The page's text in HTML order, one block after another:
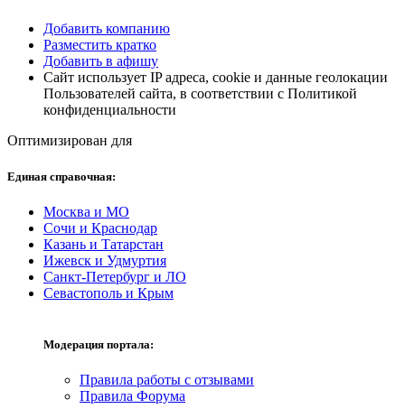
Добавить компанию
Разместить кратко
Добавить в афишу
Сайт использует IP адреса, cookie и данные геолокации
Пользователей сайта, в соответствии с Политикой
конфиденциальности
Оптимизирован для
Единая справочная:
Москва и МО
Сочи и Краснодар
Казань и Татарстан
Ижевск и Удмуртия
Санкт-Петербург и ЛО
Севастополь и Крым
Модерация портала:
Правила работы с отзывами
Правила Форума